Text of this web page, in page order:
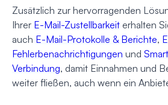
Zusätzlich zur hervorragenden
Ihrer E-Mail-Zustellbarkeit erhalten
auch E-Mail-Protokolle & Berichte,
Fehlerbenachrichtigungen und
Verbindung, damit Einnahmen und
weiter fließen, auch wenn ein